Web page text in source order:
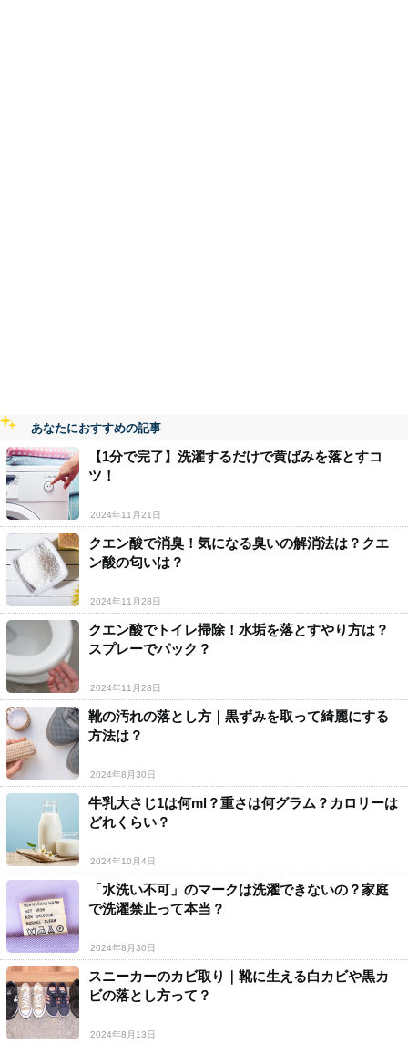
あなたにおすすめの記事
【1分で完了】洗濯するだけで黄ばみを落とすコ
ツ！
2024年11月21日
クエン酸で消臭！気になる臭いの解消法は？クエ
ン酸の匂いは？
2024年11月28日
クエン酸でトイレ掃除！水垢を落とすやり方は？
スプレーでパック？
2024年11月28日
靴の汚れの落とし方｜黒ずみを取って綺麗にする
方法は？
2024年8月30日
牛乳大さじ1は何ml？重さは何グラム？カロリーは
どれくらい？
2024年10月4日
「水洗い不可」のマークは洗濯できないの？家庭
で洗濯禁止って本当？
2024年8月30日
スニーカーのカビ取り｜靴に生える白カビや黒カ
ビの落とし方って？
2024年8月13日